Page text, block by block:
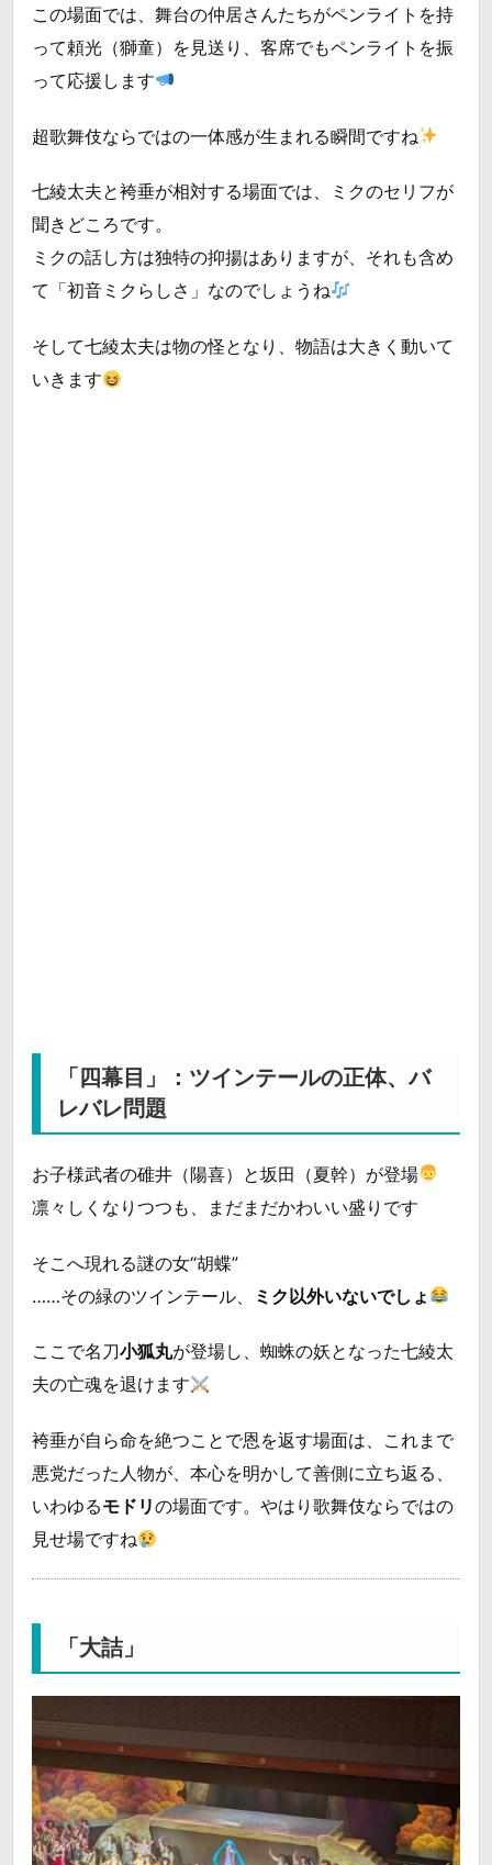
この場面では、舞台の仲居さんたちがペンライトを持
って頼光（獅童）を見送り、客席でもペンライトを振
って応援します
超歌舞伎ならではの一体感が生まれる瞬間ですね
七綾太夫と袴垂が相対する場面では、ミクのセリフが
聞きどころです。
ミクの話し方は独特の抑揚はありますが、それも含め
て「初音ミクらしさ」なのでしょうね
そして七綾太夫は物の怪となり、物語は大きく動いて
いきます
「四幕目」：ツインテールの正体、バ
レバレ問題
お子様武者の碓井（陽喜）と坂田（夏幹）が登場
凛々しくなりつつも、まだまだかわいい盛りです
そこへ現れる謎の女“胡蝶”
……その緑のツインテール、
ミク以外いないでしょ
ここで名刀小狐丸が登場し、蜘蛛の妖となった七綾太
夫の亡魂を退けます
袴垂が自ら命を絶つことで恩を返す場面は、これまで
悪党だった人物が、本心を明かして善側に立ち返る、
いわゆるモドリの場面です。やはり歌舞伎ならではの
見せ場ですね
「大詰」